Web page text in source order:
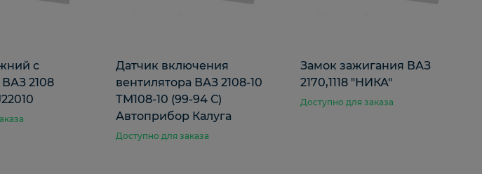
с
2108
Датчик включения
вентилятора ВАЗ 2108-10
ТМ108-10 (99-94 С)
Автоприбор Калуга
Доступно для заказа
Замок зажигания ВАЗ
2170,1118 "НИКА"
Доступно для заказа